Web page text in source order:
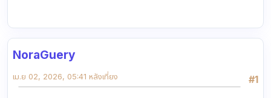
NoraGuery
#1
เม.ย 02, 2026, 05:41 หลังเที่ยง